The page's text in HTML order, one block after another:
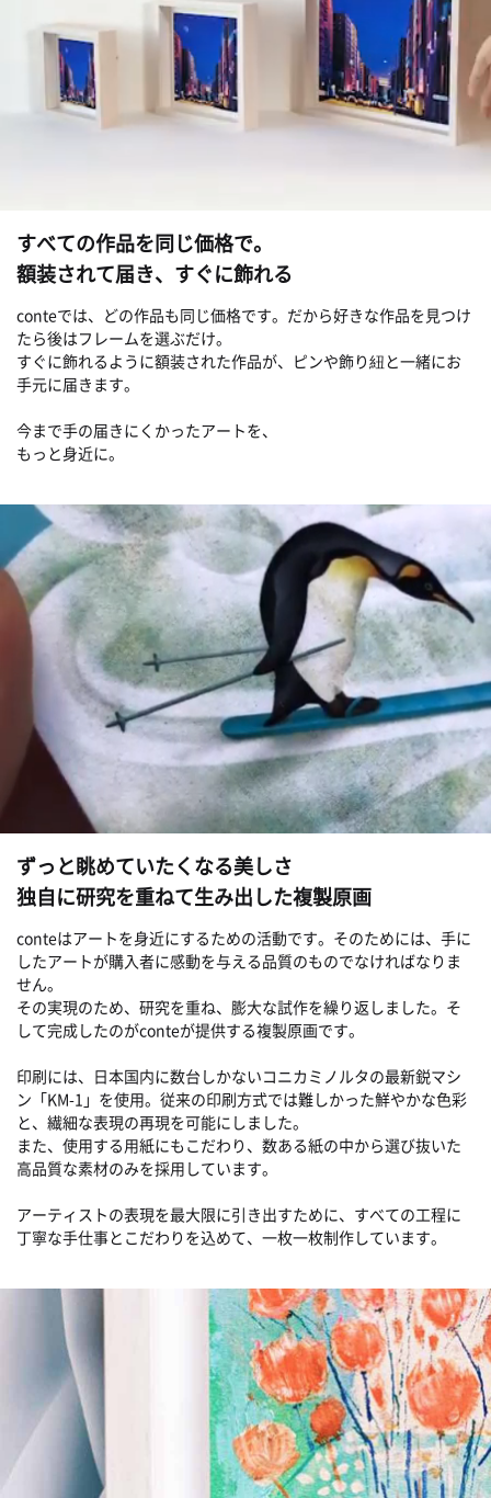
すべての作品を同じ価格で。
額装されて届き、すぐに飾れる
conteでは、どの作品も同じ価格です。だから好きな作品を見つけ
たら後はフレームを選ぶだけ。
すぐに飾れるように額装された作品が、ピンや飾り紐と一緒にお
手元に届きます。
今まで手の届きにくかったアートを、
もっと身近に。
ずっと眺めていたくなる美しさ
独自に研究を重ねて生み出した複製原画
conteはアートを身近にするための活動です。そのためには、手に
したアートが購入者に感動を与える品質のものでなければなりま
せん。
その実現のため、研究を重ね、膨大な試作を繰り返しました。そ
して完成したのがconteが提供する複製原画です。
印刷には、日本国内に数台しかないコニカミノルタの最新鋭マシ
ン「KM-1」を使用。従来の印刷方式では難しかった鮮やかな色彩
と、繊細な表現の再現を可能にしました。
また、使用する用紙にもこだわり、数ある紙の中から選び抜いた
高品質な素材のみを採用しています。
アーティストの表現を最大限に引き出すために、すべての工程に
丁寧な手仕事とこだわりを込めて、一枚一枚制作しています。